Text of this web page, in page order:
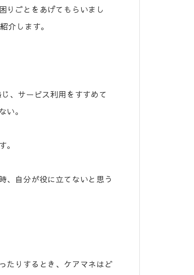
りごとをあげてもらいまし
介します。
、サービス利用をすすめて
い。
、自分が役に立てないと思う
たりするとき、ケアマネはど